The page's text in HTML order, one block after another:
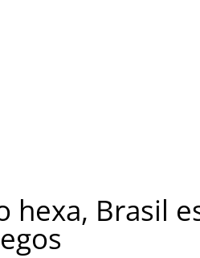
hexa, Brasil